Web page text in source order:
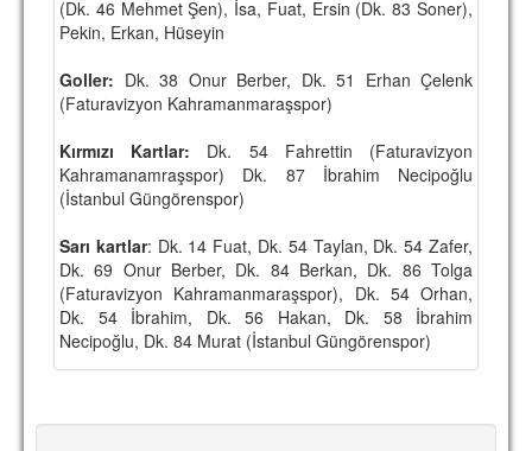
(Dk. 46 Mehmet Şen), İsa, Fuat, Ersin (Dk. 83 Soner),
Pekin, Erkan, Hüseyin
Goller: Dk. 38 Onur Berber, Dk. 51 Erhan Çelenk
(Faturavizyon Kahramanmaraşspor)
Kırmızı Kartlar: Dk. 54 Fahrettin (Faturavizyon
Kahramanamraşspor) Dk. 87 İbrahim Necipoğlu
(İstanbul Güngörenspor)
Sarı kartlar: Dk. 14 Fuat, Dk. 54 Taylan, Dk. 54 Zafer,
Dk. 69 Onur Berber, Dk. 84 Berkan, Dk. 86 Tolga
(Faturavizyon Kahramanmaraşspor), Dk. 54 Orhan,
Dk. 54 İbrahim, Dk. 56 Hakan, Dk. 58 İbrahim
Necipoğlu, Dk. 84 Murat (İstanbul Güngörenspor)